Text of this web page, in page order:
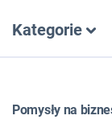
Kategorie
FRANCZYZA
Pomysły na